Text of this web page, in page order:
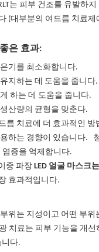
는 피부 건조를 유발하
(대부분의 여드름 치료제
은 효과:
기를 최소화합니다.
지하는 데 도움을 줍니다.
하는 데 도움을 줍니다.
산량의 균형을 맞춘다.
름 치료에 더 효과적인 방
하는 경향이 있습니다.
증을 억제합니다.
중 파장LED 얼굴 마스크는
효과적입니다.
위는 지성이고 어떤 부위
치료는 피부 기능을 개선
니다.